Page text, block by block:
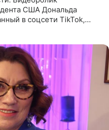
США Дональда
в соцсети TikTok,